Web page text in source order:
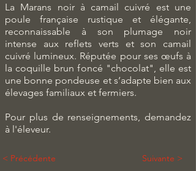
La Marans noir à camail cuivré est une
poule française rustique et élégante,
reconnaissable à son plumage noir
intense aux reflets verts et son camail
cuivré lumineux. Réputée pour ses œufs à
la coquille brun foncé "chocolat", elle est
une bonne pondeuse et s’adapte bien aux
élevages familiaux et fermiers.
Pour plus de renseignements, demandez
à l'éleveur.
< Précédente Suivante >